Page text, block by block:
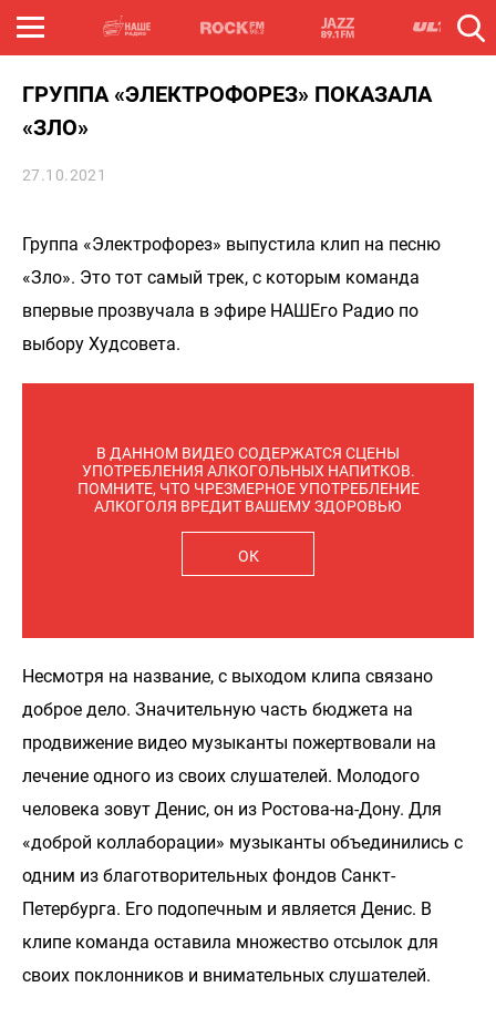
ГРУППА «ЭЛЕКТРОФОРЕЗ» ПОКАЗАЛА
«ЗЛО»
27.10.2021
Группа «Электрофорез» выпустила клип на песню
«Зло». Это тот самый трек, с которым команда
впервые прозвучала в эфире НАШЕго Радио по
выбору Худсовета.
В ДАННОМ ВИДЕО СОДЕРЖАТСЯ СЦЕНЫ
УПОТРЕБЛЕНИЯ АЛКОГОЛЬНЫХ НАПИТКОВ.
ПОМНИТЕ, ЧТО ЧРЕЗМЕРНОЕ УПОТРЕБЛЕНИЕ
АЛКОГОЛЯ ВРЕДИТ ВАШЕМУ ЗДОРОВЬЮ
ОК
Несмотря на название, с выходом клипа связано
доброе дело. Значительную часть бюджета на
продвижение видео музыканты пожертвовали на
лечение одного из своих слушателей. Молодого
человека зовут Денис, он из Ростова-на-Дону. Для
«доброй коллаборации» музыканты объединились с
одним из благотворительных фондов Санкт-
Петербурга. Его подопечным и является Денис. В
клипе команда оставила множество отсылок для
своих поклонников и внимательных слушателей.